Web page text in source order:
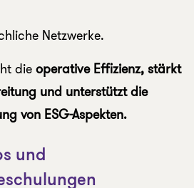
Netzwerke.
dieoperative Effizienz, stärkt
und unterstützt die
von ESG-Aspekten.
und